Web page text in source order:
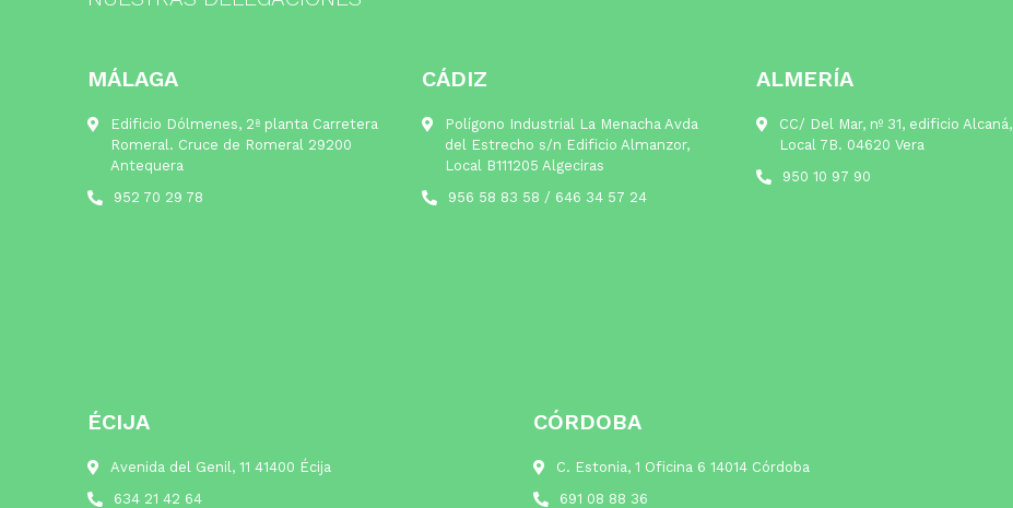
MÁLAGA
Edificio Dólmenes, 2ª planta Carretera
Romeral. Cruce de Romeral 29200
Antequera
952 70 29 78
CÁDIZ
Polígono Industrial La Menacha Avda
del Estrecho s/n Edificio Almanzor,
Local B111205 Algeciras
956 58 83 58 / 646 34 57 24
ALMERÍA
CC/ Del Mar, nº 31, edificio Alcaná,
Local 7B. 04620 Vera
950 10 97 90
ÉCIJA
Avenida del Genil, 11 41400 Écija
634 21 42 64
CÓRDOBA
C. Estonia, 1 Oficina 6 14014 Córdoba
691 08 88 36